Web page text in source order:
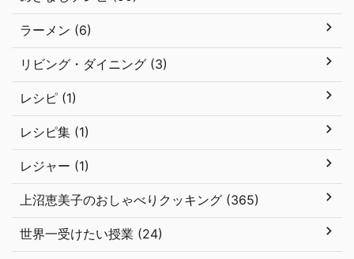
ラーメン (6)
リビング・ダイニング (3)
レシピ (1)
レシピ集 (1)
レジャー (1)
上沼恵美子のおしゃべりクッキング (365)
世界一受けたい授業 (24)